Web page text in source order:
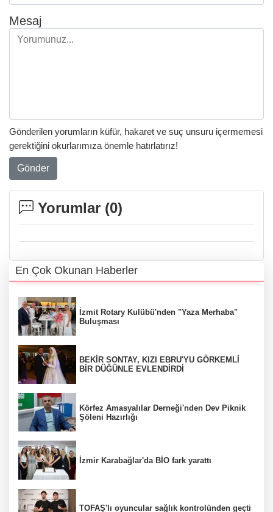
Mesaj
Gönderilen yorumların küfür, hakaret ve suç unsuru içermemesi
gerektiğini okurlarımıza önemle hatırlatırız!
Gönder
Yorumlar (0)
En Çok Okunan Haberler
İzmit Rotary Kulübü'nden "Yaza Merhaba"
Buluşması
BEKİR SONTAY, KIZI EBRU'YU GÖRKEMLİ
BİR DÜĞÜNLE EVLENDİRDİ
Körfez Amasyalılar Derneği'nden Dev Piknik
Şöleni Hazırlığı
İzmir Karabağlar'da BİO fark yarattı
TOFAŞ'lı oyuncular sağlık kontrolünden geçti